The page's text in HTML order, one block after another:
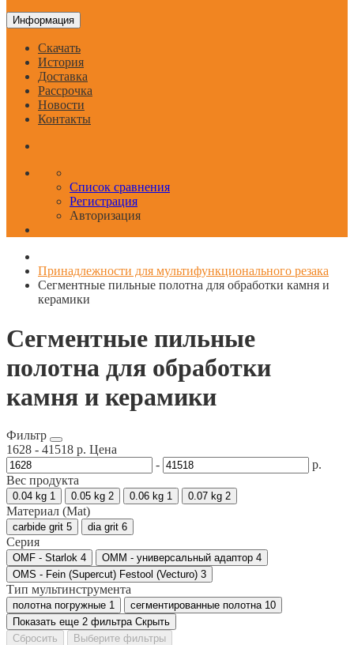
Информация
Скачать
История
Доставка
Рассрочка
Новости
Контакты
Список сравнения
Регистрация
Авторизация
Принадлежности для мультифункционального резака
Сегментные пильные полотна для обработки камня и
керамики
Сегментные пильные
полотна для обработки
камня и керамики
Фильтр
1628 - 41518 р. Цена
-
р.
Вес продукта
0.04 kg 1 0.05 kg 2 0.06 kg 1 0.07 kg 2
Материал (Mat)
carbide grit 5 dia grit 6
Серия
OMF - Starlok 4 OMM - универсальный адаптор 4
OMS - Fein (Supercut) Festool (Vecturo) 3
Тип мультинструмента
полотна погружные 1 сегментированные полотна 10
Показать еще 2 фильтра Скрыть
Сбросить
Выберите фильтры